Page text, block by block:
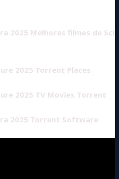
2025 Melhores filmes de Sci
2025 Torrent Places
2025 TV Movies Torrent
2025 Torrent Software